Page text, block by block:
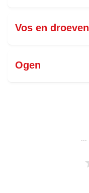
Vos en droeven
Ogen